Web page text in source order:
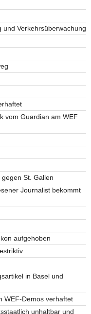
Verkehrsüberwachung
vom Guardian am WEF
St. Gallen
Journalist bekommt
aufgehoben
in Basel und
WEF-Demos verhaftet
unhaltbar und